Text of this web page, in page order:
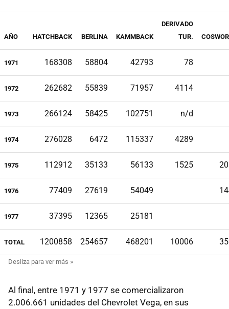
AÑO HATCHBACK BERLINA KAMMBACK
DERIVADO
TUR.
1971 168308 58804 42793 78
1972 262682 55839 71957 4114
1973 266124 58425 102751 n/d
1974 276028 6472 115337 4289
1975 112912 35133 56133 1525
1976 77409 27619 54049
1977 37395 12365 25181
TOTAL 1200858 254657 468201 10006
Al final, entre 1971 y 1977 se comercializaron
2.006.661 unidades del Chevrolet Vega, en sus